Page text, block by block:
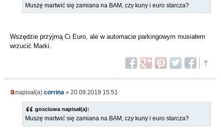
Muszę martwić się zamiana na BAM, czy kuny i euro starcza?
Wszędzie przyjmą Ci Euro, ale w automacie parkingowym musiałem
wrzucić Marki.
napisał(a) corrina » 20.09.2019 15:51
gosciuwa napisał(a):
Muszę martwić się zamiana na BAM, czy kuny i euro starcza?